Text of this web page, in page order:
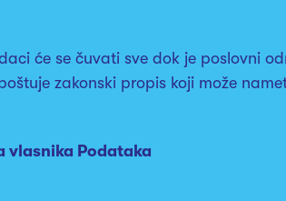
će se čuvati sve dok je poslovni
zakonski propis koji može
vlasnika Podataka